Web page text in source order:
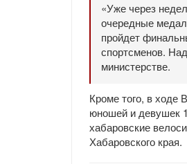
«Уже через
очередные
пройдет
спортсменов.
министерстве.
Кроме того, в ходе
юношей и девушек
хабаровские
Хабаровского края.